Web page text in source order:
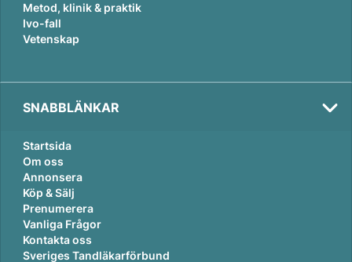
Metod, klinik & praktik
Ivo-fall
Vetenskap
SNABBLÄNKAR
Startsida
Om oss
Annonsera
Köp & Sälj
Prenumerera
Vanliga Frågor
Kontakta oss
Sveriges Tandläkarförbund